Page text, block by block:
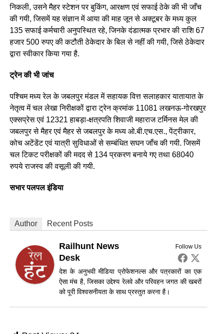
निकली, उसने मैहर स्टेशन पर बुकिंग, आरक्षण एवं सफाई ठेके की भी जाँच
की गयी, जिसमें यह संज्ञान में आया की माह जून से अक्टूबर के मध्य कुल
135 सफाई कर्मचारी अनुपस्थित रहे, जिनके दंडात्मक प्रभार की राशि 67
हजार 500 रुपए की कटौती ठेकेदार के बिल से नहीं की गयी, जिसे ठेकेदार
द्वारा स्वीकार किया गया है.
ट्रेन की भी जांच
पश्चिम मध्य रेल के जबलपुर मंडल में सहायक वित्त सलाहकार यातायात के
नेतृत्व में चल लेखा निरीक्षकों द्वारा ट्रेन क्रमांक 11081 लखनऊ-गोरखपुर
एक्सप्रेस एवं 12321 हाबड़ा-क्षत्रपति शिवाजी महाराज टर्मिनस मेल की
जबलपुर से मैहर एवं मैहर से जबलपुर के मध्य ओ.बी.एच.एस., पेंट्रीकार,
कोच अटेंडेंट एवं यात्री सुविधाओं से सम्बंधित सघन जाँच की गयी. जिसमें
चल टिकट परीक्षकों की मदद से 134 प्रकरण बनाये गए तथा 68040
रुपये राजस्व की वसूली की गयी.
सभार पलपल इंडिया
Author Recent Posts
Follow Us
Railhunt News
Desk
देश के अनुभवी मीडिया प्रोफेशनल्स और पत्रकारों का एक
ऐसा मंच है, जिसका उद्देश्य रेलवे और परिवहन जगत की खबरों
को पूरी विश्वसनीयता के साथ प्रस्तुत करना है।